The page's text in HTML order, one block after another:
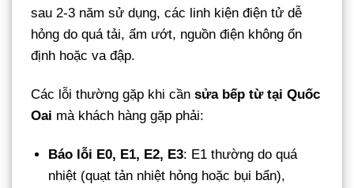
sau 2-3 năm sử dụng, các linh kiện điện tử dễ
hỏng do quá tải, ẩm ướt, nguồn điện không ổn
định hoặc va đập.
Các lỗi thường gặp khi cần sửa bếp từ tại Quốc
Oai mà khách hàng gặp phải:
Báo lỗi E0, E1, E2, E3: E1 thường do quá
nhiệt (quạt tản nhiệt hỏng hoặc bụi bẩn),